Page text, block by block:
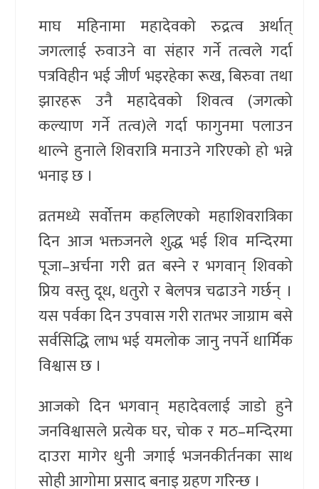
माघ महिनामा महादेवको रुद्रत्व अर्थात्
जगत्लाई रुवाउने वा संहार गर्ने तत्वले गर्दा
पत्रविहीन भई जीर्ण भइरहेका रूख, बिरुवा तथा
झारहरू उनै महादेवको शिवत्व (जगत्को
कल्याण गर्ने तत्व)ले गर्दा फागुनमा पलाउन
थाल्ने हुनाले शिवरात्रि मनाउने गरिएको हो भन्ने
भनाइ छ ।
व्रतमध्ये सर्वोत्तम कहलिएको महाशिवरात्रिका
दिन आज भक्तजनले शुद्ध भई शिव मन्दिरमा
पूजा–अर्चना गरी व्रत बस्ने र भगवान् शिवको
प्रिय वस्तु दूध, धतुरो र बेलपत्र चढाउने गर्छन् ।
यस पर्वका दिन उपवास गरी रातभर जाग्राम बसे
सर्वसिद्धि लाभ भई यमलोक जानु नपर्ने धार्मिक
विश्वास छ ।
आजको दिन भगवान् महादेवलाई जाडो हुने
जनविश्वासले प्रत्येक घर, चोक र मठ–मन्दिरमा
दाउरा मागेर धुनी जगाई भजनकीर्तनका साथ
सोही आगोमा प्रसाद बनाइ ग्रहण गरिन्छ ।